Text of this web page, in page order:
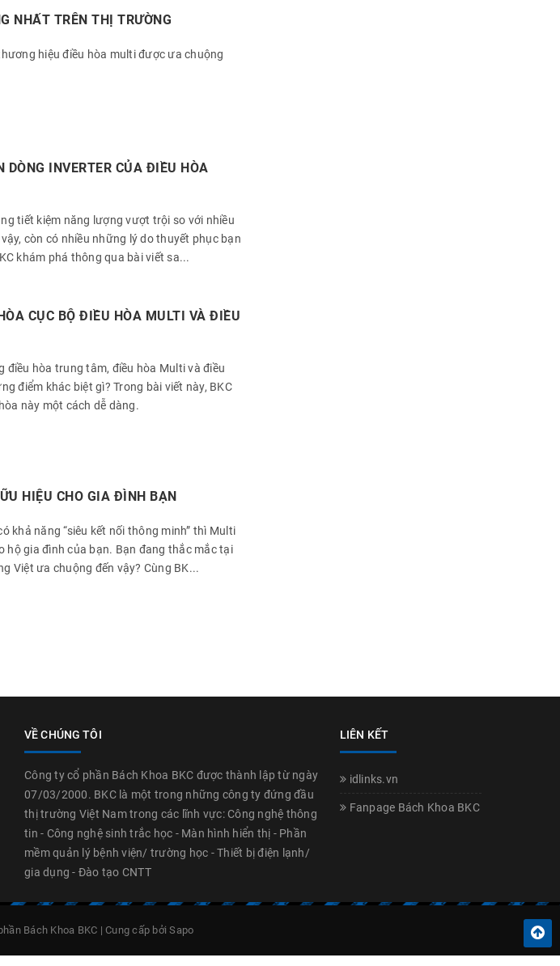
NHẤT TRÊN THỊ TRƯỜNG
hiệu điều hòa multi được ưa chuộng
DÒNG INVERTER CỦA ĐIỀU HÒA
tiết kiệm năng lượng vượt trội so với nhiều
còn có nhiều những lý do thuyết phục bạn
khám phá thông qua bài viết sa...
CỤC BỘ ĐIỀU HÒA MULTI VÀ ĐIỀU
hòa trung tâm, điều hòa Multi và điều
điểm khác biệt gì? Trong bài viết này, BKC
này một cách dễ dàng.
HIỆU CHO GIA ĐÌNH BẠN
khả năng “siêu kết nối thông minh” thì Multi
hộ gia đình của bạn. Bạn đang thắc mắc tại
Việt ưa chuộng đến vậy? Cùng BK...
VỀ CHÚNG TÔI
Công ty cổ phần Bách Khoa BKC được thành lập từ ngày
07/03/2000. BKC là một trong những công ty đứng đầu
thị trường Việt Nam trong các lĩnh vực: Công nghệ thông
tin - Công nghệ sinh trắc học - Màn hình hiển thị - Phần
mềm quản lý bệnh viện/ trường học - Thiết bị điện lạnh/
gia dụng - Đào tạo CNTT
LIÊN KẾT
idlinks.vn
Fanpage Bách Khoa BKC
Bách Khoa BKC | Cung cấp bởiSapo